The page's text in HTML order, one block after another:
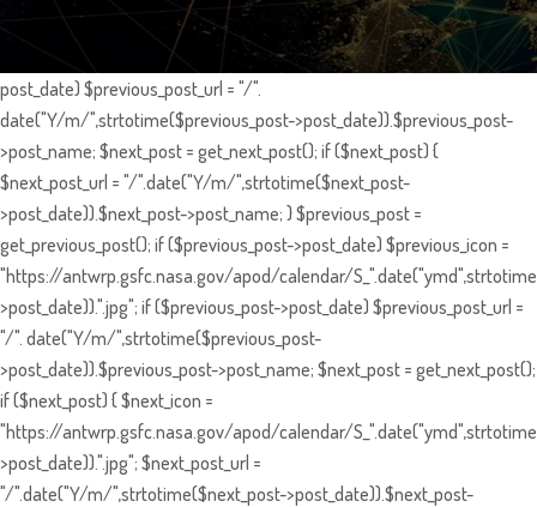
post_date) $previous_post_url = "/".
date("Y/m/",strtotime($previous_post->post_date)).$previous_post-
>post_name; $next_post = get_next_post(); if ($next_post) {
$next_post_url = "/".date("Y/m/",strtotime($next_post-
>post_date)).$next_post->post_name; } $previous_post =
get_previous_post(); if ($previous_post->post_date) $previous_icon =
"https://antwrp.gsfc.nasa.gov/apod/calendar/
>post_date)).".jpg"; if ($previous_post->post_date) $previous_post_url =
"/". date("Y/m/",strtotime($previous_post-
>post_date)).$previous_post->post_name; $next_post = get_next_post();
if ($next_post) { $next_icon =
"https://antwrp.gsfc.nasa.gov/apod/calendar/
>post_date)).".jpg"; $next_post_url =
"/".date("Y/m/",strtotime($next_post->post_date)).$next_post-